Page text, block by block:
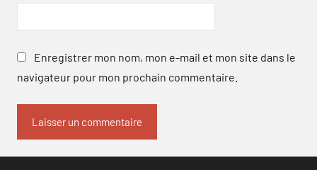
Enregistrer mon nom, mon e-mail et mon site dans le
navigateur pour mon prochain commentaire.